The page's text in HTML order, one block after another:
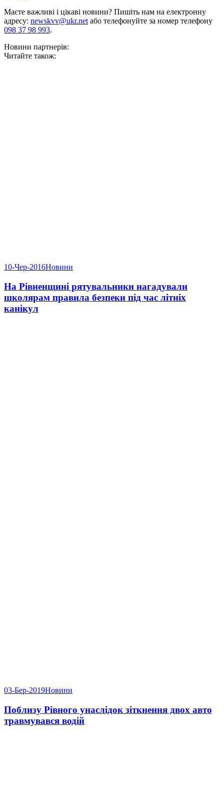
Маєте важливі і цікаві новини? Пишіть нам на електронну
адресу: newskvv@ukr.netабо телефонуйте за номер телефону
098 37 98 993.
Новини партнерів:
Читайте також:
10-Чер-2016Новини
На Рівненщині рятувальники нагадували
школярам правила безпеки під час літніх
канікул
03-Бер-2019Новини
Поблизу Рівного унаслідок зіткнення двох авто
травмувався водій